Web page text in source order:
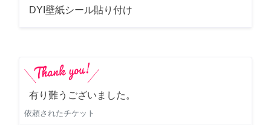
DYI壁紙シール貼り付け
有り難うございました。
依頼されたチケット